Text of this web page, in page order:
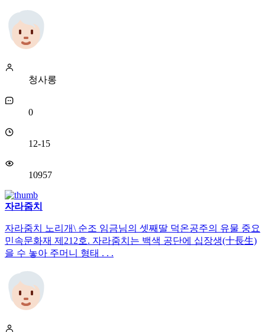
청사롱
0
12-15
10957
자라줌치
자라줌치 노리개\ 순조 임금님의 셋째딸 덕온공주의 유물 중요
민속문화재 제212호. 자라줌치는 백색 공단에 십장생(十長生)
을 수 놓아 주머니 형태 . . .